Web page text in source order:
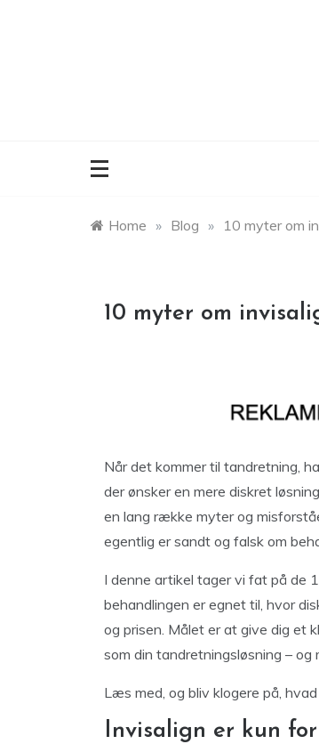
Home » Blog » 10 myter om
10 myter om
Når det kommer til tandretning,
der ønsker en mere diskret
en lang række myter og
egentlig er sandt og falsk om
I denne artikel tager vi fat på de
behandlingen er egnet til, hvor
og prisen. Målet er at give dig et
som din tandretningsløsning –
Læs med, og bliv klogere på,
Invisalign er kun